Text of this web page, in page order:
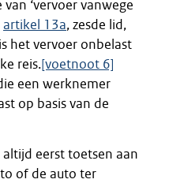
‘vervoer vanwege
artikel 13a, zesde lid,
het vervoer onbelast
reis.[voetnoot 6]
een werknemer
op basis van de
eerst toetsen aan
of de auto ter